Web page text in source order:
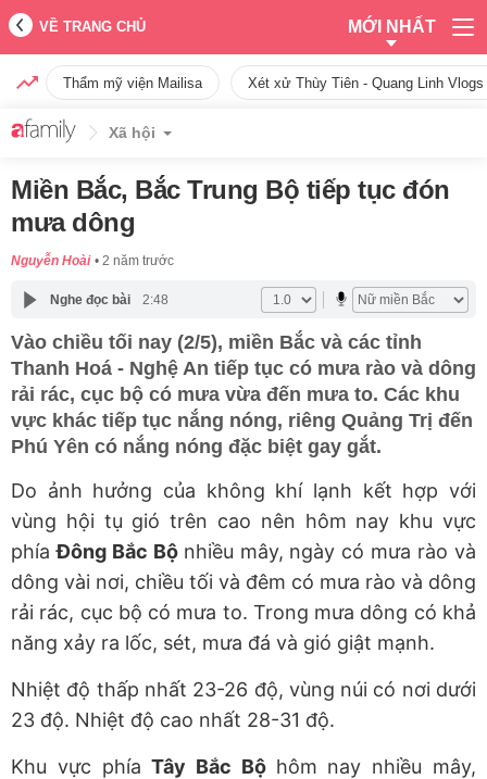
VỀ TRANG CHỦ MỚI NHẤT
Thẩm mỹ viện Mailisa Xét xử Thùy Tiên - Quang Linh
Xã hội
Miền Bắc, Bắc Trung Bộ tiếp tục đón
mưa dông
Nguyễn Hoài 2 năm trước
Nghe đọc bài 2:48
Vào chiều tối nay (2/5), miền Bắc và các tỉnh
Thanh Hoá - Nghệ An tiếp tục có mưa rào và dông
rải rác, cục bộ có mưa vừa đến mưa to. Các khu
vực khác tiếp tục nắng nóng, riêng Quảng Trị đến
Phú Yên có nắng nóng đặc biệt gay gắt.
Do ảnh hưởng của không khí lạnh kết hợp với
vùng hội tụ gió trên cao nên hôm nay khu vực
phíaĐông Bắc Bộ nhiều mây, ngày có mưa rào và
dông vài nơi, chiều tối và đêm có mưa rào và dông
rải rác, cục bộ có mưa to. Trong mưa dông có khả
năng xảy ra lốc, sét, mưa đá và gió giật mạnh.
Nhiệt độ thấp nhất 23-26 độ, vùng núi có nơi dưới
23 độ. Nhiệt độ cao nhất 28-31 độ.
Khu vực phíaTây Bắc Bộ hôm nay nhiều mây,